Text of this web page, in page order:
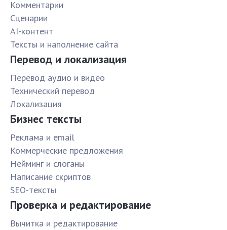
Комментарии
Сценарии
AI-контент
Тексты и наполнение сайта
Перевод и локализация
Перевод аудио и видео
Технический перевод
Локализация
Бизнес тексты
Реклама и email
Коммерческие предложения
Нейминг и слоганы
Написание скриптов
SEO-тексты
Проверка и редактирование
Вычитка и редактирование